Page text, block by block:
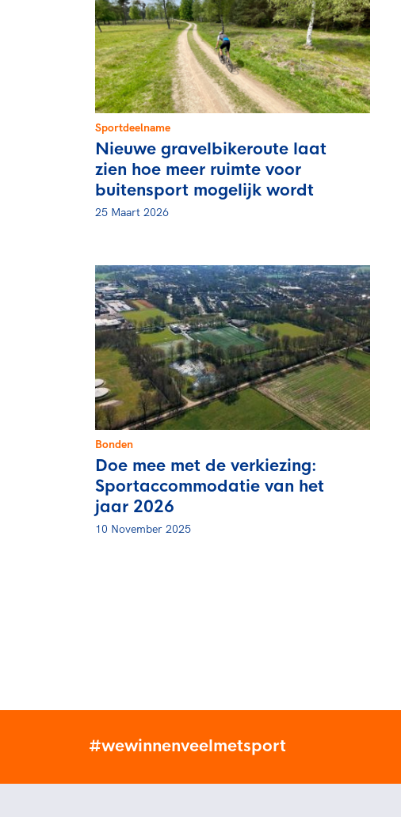
Sportdeelname
Nieuwe gravelbikeroute laat
zien hoe meer ruimte voor
buitensport mogelijk wordt
25 Maart 2026
Bonden
Doe mee met de verkiezing:
Sportaccommodatie van het
jaar 2026
10 November 2025
#wewinnenveelmetsport